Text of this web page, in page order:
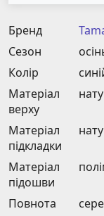
Бренд
Сезон
Колір
Матеріал
верху
Матеріал
підкладки
Матеріал
підошви
Повнота